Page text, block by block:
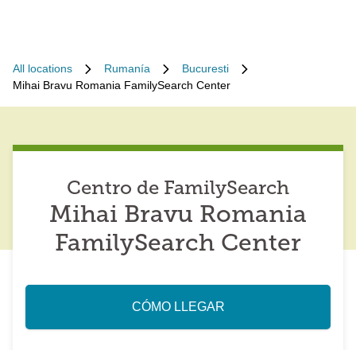
All locations Rumanía
Bucuresti
Mihai Bravu Romania FamilySearch Center
Centro de FamilySearch
Mihai Bravu Romania
FamilySearch Center
CÓMO LLEGAR